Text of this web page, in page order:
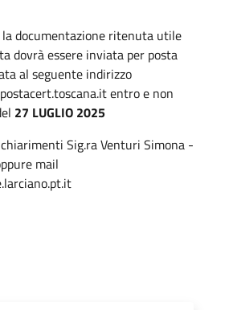
la documentazione ritenuta utile
dovrà essere inviata per posta
al seguente indirizzo
entro e non
27 LUGLIO 2025
Sig.ra Venturi Simona -
mail